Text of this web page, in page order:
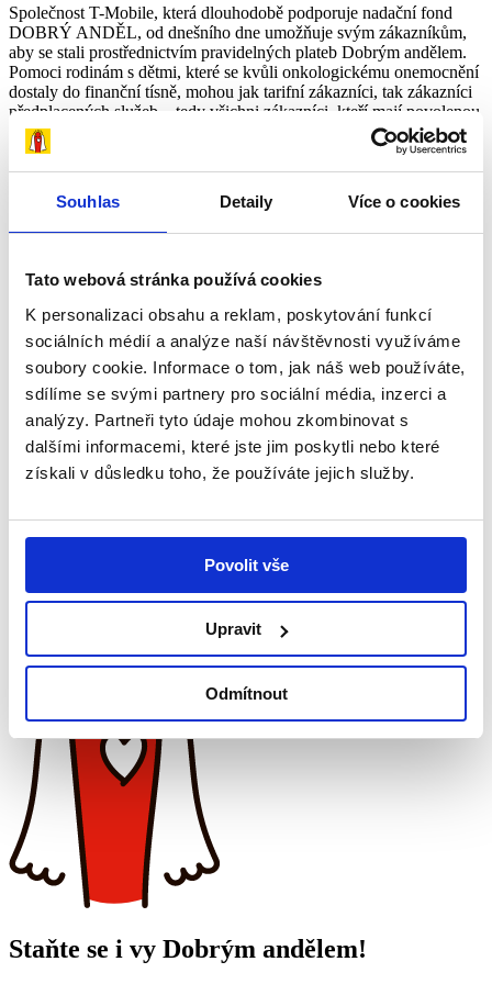
Souhlas Detaily Více o cookies
Tato webová stránka používá cookies
K personalizaci obsahu a reklam, poskytování funkcí
sociálních médií a analýze naší návštěvnosti využíváme
soubory cookie. Informace o tom, jak náš web používáte,
sdílíme se svými partnery pro sociální média, inzerci a
analýzy. Partneři tyto údaje mohou zkombinovat s
dalšími informacemi, které jste jim poskytli nebo které
získali v důsledku toho, že používáte jejich služby.
Povolit vše
Upravit
Odmítnout
Společnost T-Mobile, která dlouhodobě podporuje nadační fond
DOBRÝ ANDĚL, od dnešního dne umožňuje svým zákazníkům,
aby se stali prostřednictvím pravidelných plateb Dobrým andělem.
Pomoci rodinám s dětmi, které se kvůli onkologickému onemocnění
dostaly do finanční tísně, mohou jak tarifní zákazníci, tak zákazníci
předplacených služeb – tedy všichni zákazníci, kteří mají povolenou
službu m-platba. Zákazník T-Mobile se může stát Dobrým andělem
pomocí jediné SMS. Stačí poslat aktivační SMS ve tvaru ANDEL
ČÁSTKA na číslo 8001. „Částka“ je výše pravidelného měsíčního
příspěvku, který zákazník chce věnovat, a může se pohybovat na
škále od 20 do 1500 Kč. (Příklad: Pokud tedy odešlete SMS s
textem ANDEL 100, stanete se Dobrým andělem, který bude
mohou zákazníci T-Mobile kdykoliv ukončit pomocí deaktivační
SMS ve tvaru ANDEL STOP odeslanou na telefonní číslo 8001.
Pro více informací se podívejte zde.
Sdílet tento příspěvek
Odkaz byl zkopírován do schránky!
0
Novinky
Staňte se i vy Dobrým andělem!